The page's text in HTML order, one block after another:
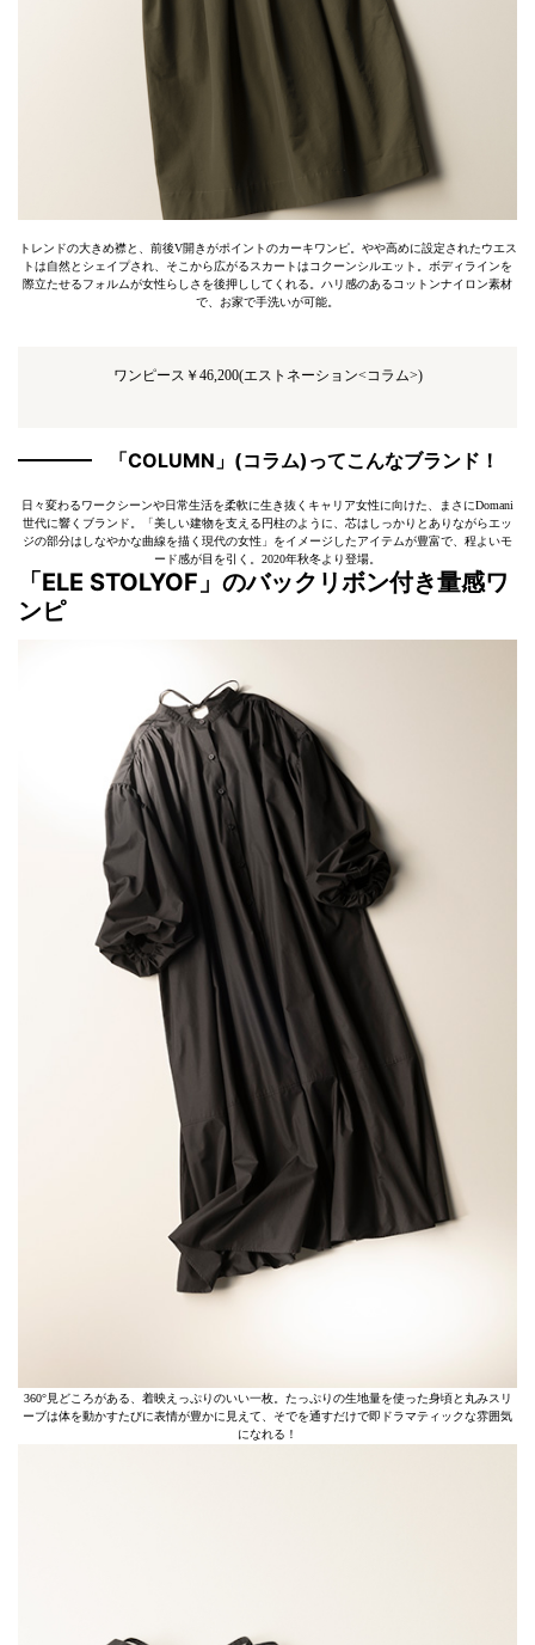
トレンドの大きめ襟と、前後V開きがポイントのカーキワンピ。やや高めに設定されたウエス
トは自然とシェイプされ、そこから広がるスカートはコクーンシルエット。ボディラインを
際立たせるフォルムが女性らしさを後押ししてくれる。ハリ感のあるコットンナイロン素材
で、お家で手洗いが可能。
ワンピース￥46,200(エストネーション<コラム>)
「COLUMN」(コラム)ってこんなブランド！
日々変わるワークシーンや日常生活を柔軟に生き抜くキャリア女性に向けた、まさにDomani
世代に響くブランド。「美しい建物を支える円柱のように、芯はしっかりとありながらエッ
ジの部分はしなやかな曲線を描く現代の女性」をイメージしたアイテムが豊富で、程よいモ
ード感が目を引く。2020年秋冬より登場。
「ELE STOLYOF」 のバックリボン付き量感ワ
ンピ
360°見どころがある、着映えっぷりのいい一枚。たっぷりの生地量を使った身頃と丸みスリ
ーブは体を動かすたびに表情が豊かに見えて、そでを通すだけで即ドラマティックな雰囲気
になれる！